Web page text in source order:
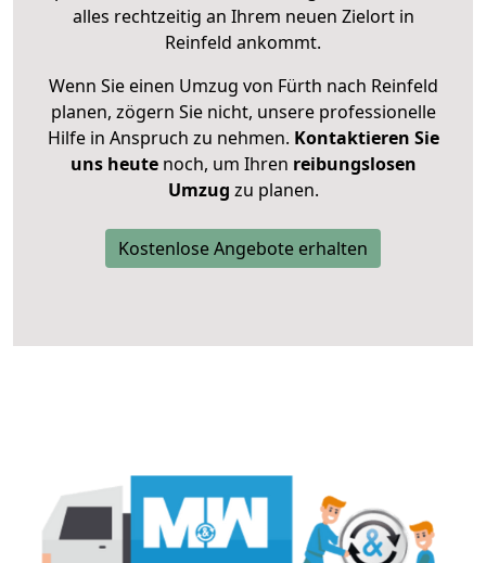
alles rechtzeitig an Ihrem neuen Zielort in
Reinfeld ankommt.
Wenn Sie einen Umzug von Fürth nach Reinfeld
planen, zögern Sie nicht, unsere professionelle
Hilfe in Anspruch zu nehmen. Kontaktieren Sie
uns heutenoch, um Ihren reibungslosen
Umzug zu planen.
Kostenlose Angebote erhalten